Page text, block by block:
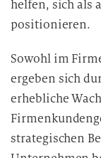
i
t
n
g
helfen, sich als
positionieren.
Sowohl im
ergeben sich
erhebliche
strategischen